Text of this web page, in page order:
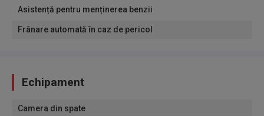
Asistență pentru menținerea benzii
Frânare automată în caz de pericol
Echipament
Camera din spate